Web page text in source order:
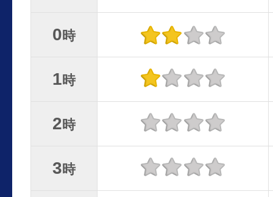
0時
1時
2時
3時